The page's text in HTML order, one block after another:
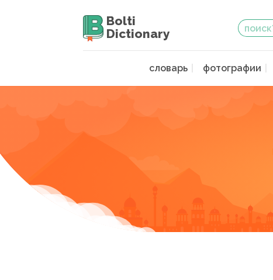
Bolti
Dictionary
словарь фотографии